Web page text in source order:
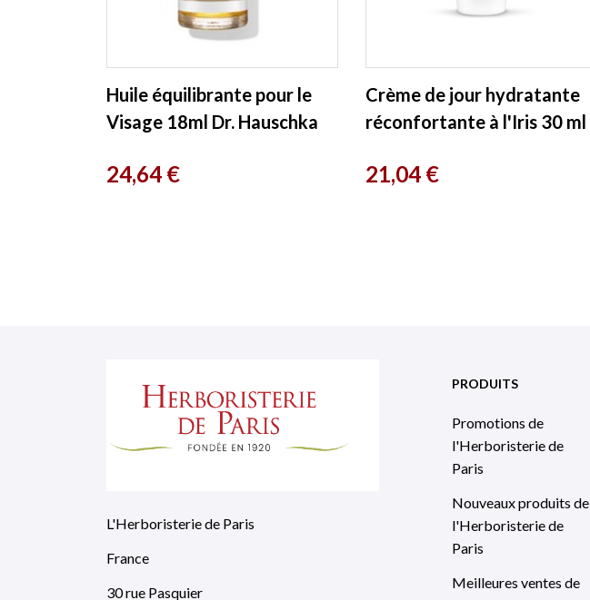
Huile équilibrante pour le
Visage 18ml Dr. Hauschka
Prix
24,64 €
Crème de jour hydratante
réconfortante à l'Iris 30 ml
Prix
21,04 €
L'Herboristerie de Paris
France
30 rue Pasquier
PRODUITS
Promotions de
l'Herboristerie de
Paris
Nouveaux produits de
l'Herboristerie de
Paris
Meilleures ventes de